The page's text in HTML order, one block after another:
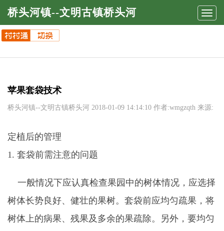
桥头河镇--文明古镇桥头河
苹果套袋技术
桥头河镇--文明古镇桥头河 2018-01-09 14:14:10 作者:wmgzqth 来源:
定植后的管理
1. 套袋前需注意的问题
一般情况下应认真检查果园中的树体情况，应选择
树体长势良好、健壮的果树。套袋前应均匀疏果，将
树体上的病果、残果及多余的果疏除。另外，要均匀